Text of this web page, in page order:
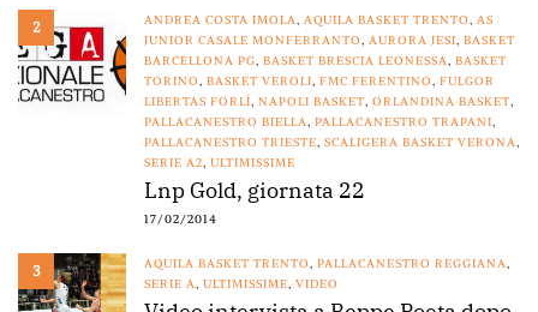
2 ANDREA COSTA IMOLA, AQUILA BASKET TRENTO, AS
JUNIOR CASALE MONFERRANTO, AURORA JESI, BASKET
BARCELLONA PG, BASKET BRESCIA LEONESSA, BASKET
TORINO, BASKET VEROLI, FMC FERENTINO, FULGOR
LIBERTAS FORLÌ, NAPOLI BASKET, ORLANDINA BASKET,
PALLACANESTRO BIELLA, PALLACANESTRO TRAPANI,
PALLACANESTRO TRIESTE, SCALIGERA BASKET VERONA,
SERIE A2, ULTIMISSIME
Lnp Gold, giornata 22
17/02/2014
3 AQUILA BASKET TRENTO, PALLACANESTRO REGGIANA,
SERIE A, ULTIMISSIME, VIDEO